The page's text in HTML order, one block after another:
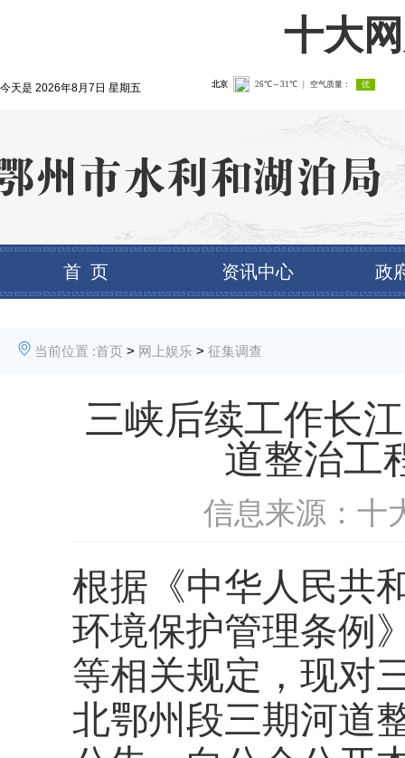
十大
今天是 2026年8月7日 星期五
首 页 资讯中心 政
当前位置 :首页 > 网上娱乐 > 征集调查
三峡后续工作长
道整治工
信息来源：十
根据《中华人民共
环境保护管理条例
等相关规定，现对
北鄂州段三期河道